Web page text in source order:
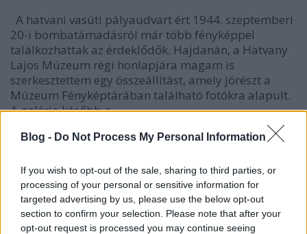
Blog - Do Not Process My Personal Information
If you wish to opt-out of the sale, sharing to third parties, or
processing of your personal or sensitive information for
targeted advertising by us, please use the below opt-out
section to confirm your selection. Please note that after your
opt-out request is processed you may continue seeing
A hatvani vasúti pályaudvart ért 1944. szeptemberi
20-i bombatámadásról már több fényképpel
találkozhattak az érdeklődők. Hajdanán, a Hatvany
Lajos Múzeum régi honlapjára magam is
szerkesztettem egy összeállítást, amely jórészt a
Múzeum Fényképtárában található fotókra alapult.
A galéria később a…